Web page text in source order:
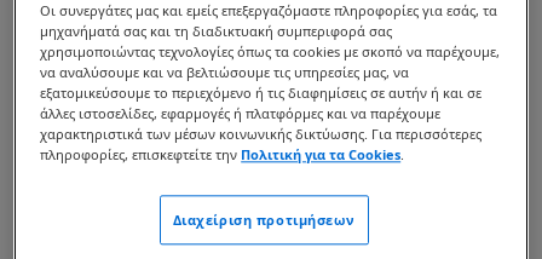
Οι συνεργάτες μας και εμείς επεξεργαζόμαστε πληροφορίες για εσάς, τα
μηχανήματά σας και τη διαδικτυακή συμπεριφορά σας
χρησιμοποιώντας τεχνολογίες όπως τα cookies με σκοπό να παρέχουμε,
να αναλύσουμε και να βελτιώσουμε τις υπηρεσίες μας, να
εξατομικεύσουμε το περιεχόμενο ή τις διαφημίσεις σε αυτήν ή και σε
άλλες ιστοσελίδες, εφαρμογές ή πλατφόρμες και να παρέχουμε
χαρακτηριστικά των μέσων κοινωνικής δικτύωσης. Για περισσότερες
πληροφορίες, επισκεφτείτε την Πολιτική για τα Cookies.
Διαχείριση προτιμήσεων